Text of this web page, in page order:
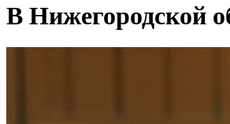
В Нижегородской